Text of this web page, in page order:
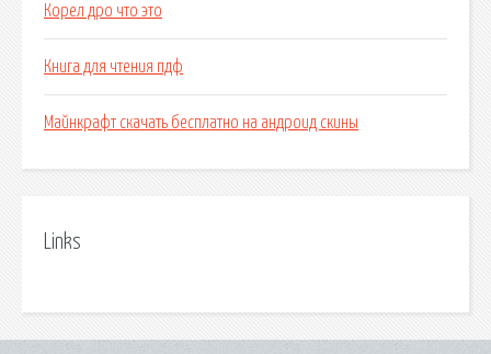
Корел дро что это
Книга для чтения пдф
Майнкрафт скачать бесплатно на андроид скины
Links